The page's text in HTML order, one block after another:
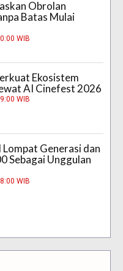
Obrolan
Batas Mulai
WIB
Ekosistem
AI Cinefest 2026
WIB
Lompat Generasi dan
Sebagai Unggulan
WIB